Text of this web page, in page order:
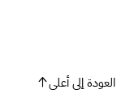
العودة إلى أعلى